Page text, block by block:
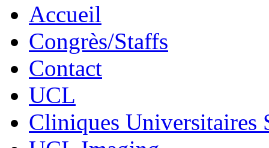
Accueil
Congrès/Staffs
Contact
UCL
Cliniques Universitaires